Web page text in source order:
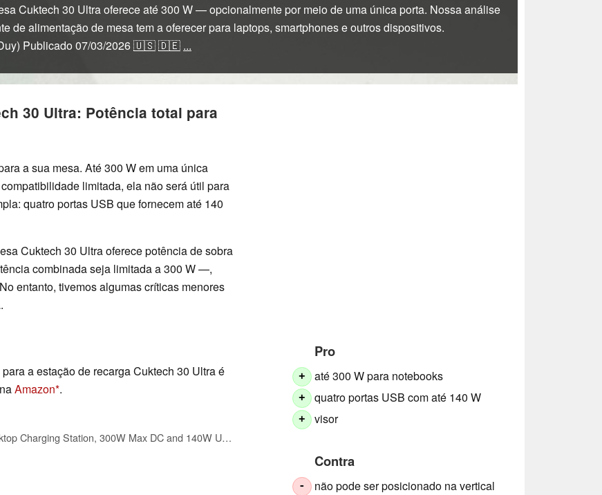
Cuktech 30 Ultra oferece até 300 W — opcionalmente por meio de uma única porta. Nossa análise
de alimentação de mesa tem a oferecer para laptops, smartphones e outros dispositivos.
Publicado 07/03/2026🇺🇸🇩🇪 ...
30 Ultra: Potência total para
a sua mesa. Até 300 W em uma única
limitada, ela não será útil para
quatro portas USB que fornecem até 140
Cuktech 30 Ultra oferece potência de sobra
combinada seja limitada a 300 W —,
entanto, tivemos algumas críticas menores
Pro
+ até 300 W para notebooks
+ quatro portas USB com até 140 W
+ visor
Contra
- não pode ser posicionado na vertical
a estação de recarga Cuktech 30 Ultra é
Amazon .
CUKTECH 30 Ultra Desktop Charging Station, 300W Max DC and 140W USB C Charger, 5-Port Fast GaN Charger, Compatible with iPhone, Galaxy, MacBook, Razer, Dell for Home Office, Gaming Desk Accessories